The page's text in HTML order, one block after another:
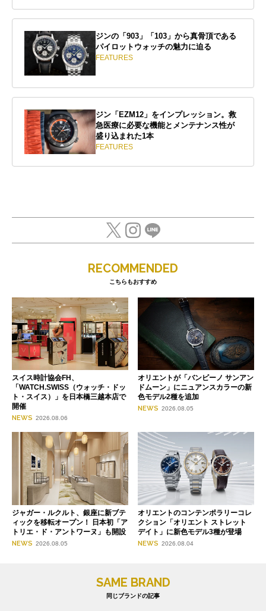
ジンの「903」「103」から真骨頂である
パイロットウォッチの魅力に迫る
FEATURES
ジン「EZM12」をインプレッション。救
急医療に必要な機能とメンテナンス性が
盛り込まれた1本
FEATURES
RECOMMENDED
こちらもおすすめ
スイス時計協会FH、
「WATCH.SWISS（ウォッチ・ドッ
ト・スイス）」を日本橋三越本店で
開催
NEWS 2026.08.06
オリエントが「バンビーノ サンアン
ドムーン」にニュアンスカラーの新
色モデル2種を追加
NEWS 2026.08.05
ジャガー・ルクルト、銀座に新ブテ
ィックを移転オープン！ 日本初「ア
トリエ・ド・アントワーヌ」も開設
NEWS 2026.08.05
オリエントのコンテンポラリーコレ
クション「オリエント ストレット
デイト」に新色モデル3種が登場
NEWS 2026.08.04
SAME BRAND
同じブランドの記事